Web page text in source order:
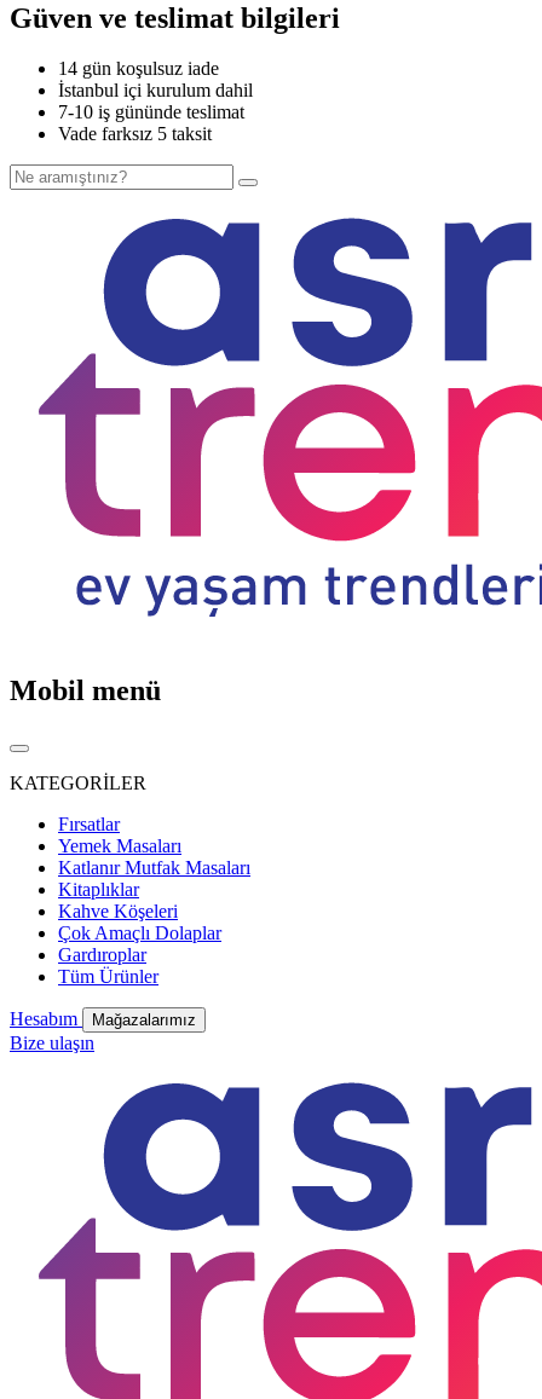
Güven ve teslimat bilgileri
14 gün koşulsuz iade
İstanbul içi kurulum dahil
7-10 iş gününde teslimat
Vade farksız 5 taksit
Mobil menü
KATEGORİLER
Fırsatlar
Yemek Masaları
Katlanır Mutfak Masaları
Kitaplıklar
Kahve Köşeleri
Çok Amaçlı Dolaplar
Gardıroplar
Tüm Ürünler
Hesabım Mağazalarımız
Bize ulaşın